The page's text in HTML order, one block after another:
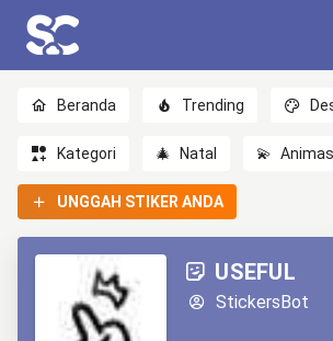
Beranda Trending
Kategori 🎄 Natal 💫
UNGGAH STIKER ANDA
USEFUL
StickersBot